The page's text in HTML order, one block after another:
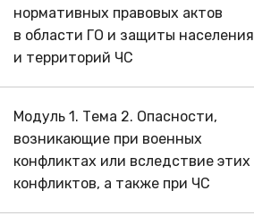
нормативных правовых актов
в области ГО и защиты населения
и территорий ЧС
Модуль 1. Тема 2. Опасности,
возникающие при военных
конфликтах или вследствие этих
конфликтов, а также при ЧС